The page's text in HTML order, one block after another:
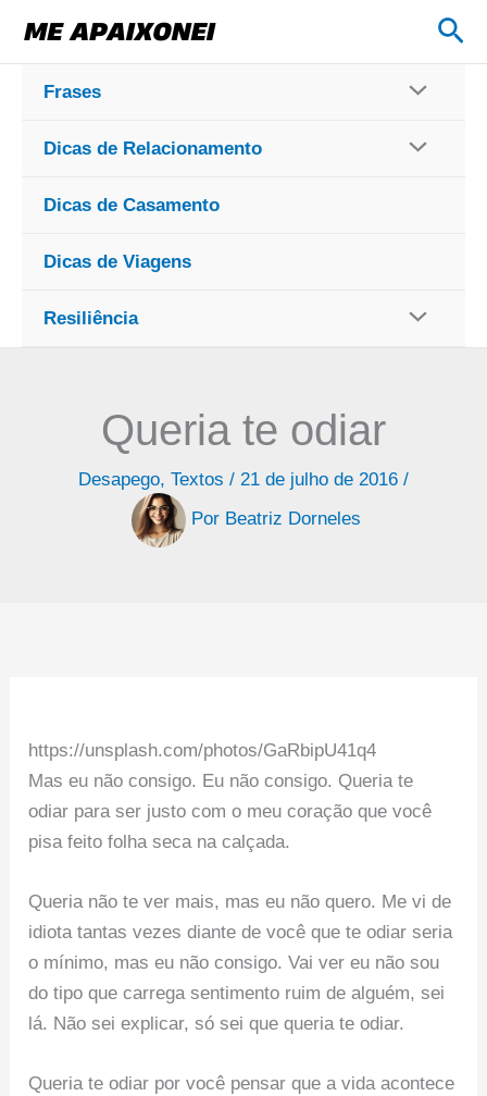
para
conteúdo
Frases
Dicas de Relacionamento
Dicas de Casamento
Dicas de Viagens
Resiliência
Queria te odiar
Desapego, Textos / 21 de julho de 2016 /
Por Beatriz Dorneles
https://unsplash.com/photos/GaRbipU41q4
Mas eu não consigo. Eu não consigo. Queria te
odiar para ser justo com o meu coração que você
pisa feito folha seca na calçada.
Queria não te ver mais, mas eu não quero. Me vi de
idiota tantas vezes diante de você que te odiar seria
o mínimo, mas eu não consigo. Vai ver eu não sou
do tipo que carrega sentimento ruim de alguém, sei
lá. Não sei explicar, só sei que queria te odiar.
Queria te odiar por você pensar que a vida acontece